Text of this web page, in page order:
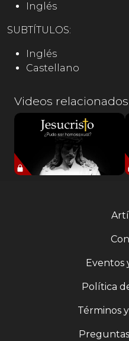
Inglés
SUBTÍTULOS:
Inglés
Castellano
Videos relacionados
Eventos
Política
Términos